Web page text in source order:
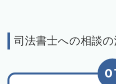
司法書士への相談